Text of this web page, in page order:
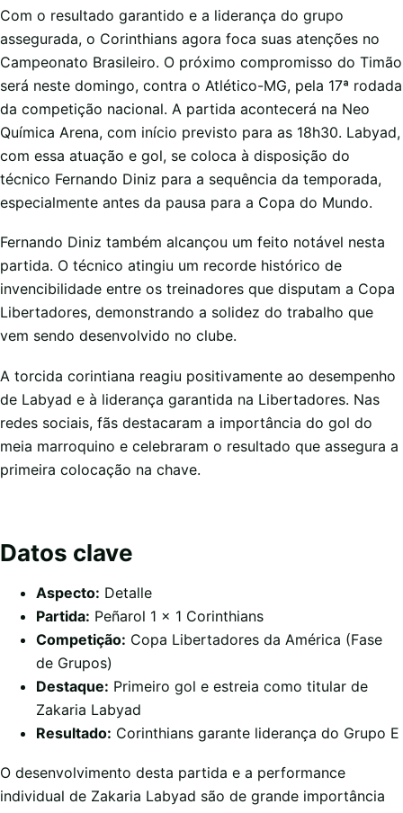
Com o resultado garantido e a liderança do grupo
assegurada, o Corinthians agora foca suas atenções no
Campeonato Brasileiro. O próximo compromisso do Timão
será neste domingo, contra o Atlético-MG, pela 17ª rodada
da competição nacional. A partida acontecerá na Neo
Química Arena, com início previsto para as 18h30. Labyad,
com essa atuação e gol, se coloca à disposição do
técnico Fernando Diniz para a sequência da temporada,
especialmente antes da pausa para a Copa do Mundo.
Fernando Diniz também alcançou um feito notável nesta
partida. O técnico atingiu um recorde histórico de
invencibilidade entre os treinadores que disputam a Copa
Libertadores, demonstrando a solidez do trabalho que
vem sendo desenvolvido no clube.
A torcida corintiana reagiu positivamente ao desempenho
de Labyad e à liderança garantida na Libertadores. Nas
redes sociais, fãs destacaram a importância do gol do
meia marroquino e celebraram o resultado que assegura a
primeira colocação na chave.
Datos clave
Aspecto: Detalle
Partida: Peñarol 1 x 1 Corinthians
Competição: Copa Libertadores da América (Fase
de Grupos)
Destaque: Primeiro gol e estreia como titular de
Zakaria Labyad
Resultado: Corinthians garante liderança do Grupo E
O desenvolvimento desta partida e a performance
individual de Zakaria Labyad são de grande importância